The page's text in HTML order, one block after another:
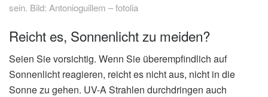
sein. Bild: Antonioguillem – fotolia
Reicht es, Sonnenlicht zu meiden?
Seien Sie vorsichtig. Wenn Sie überempfindlich auf
Sonnenlicht reagieren, reicht es nicht aus, nicht in die
Sonne zu gehen. UV-A Strahlen durchdringen auch